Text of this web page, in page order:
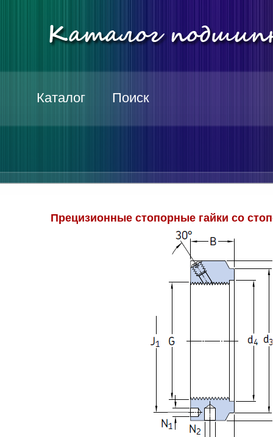
Каталог Поиск
Прецизионные стопорные гайки со